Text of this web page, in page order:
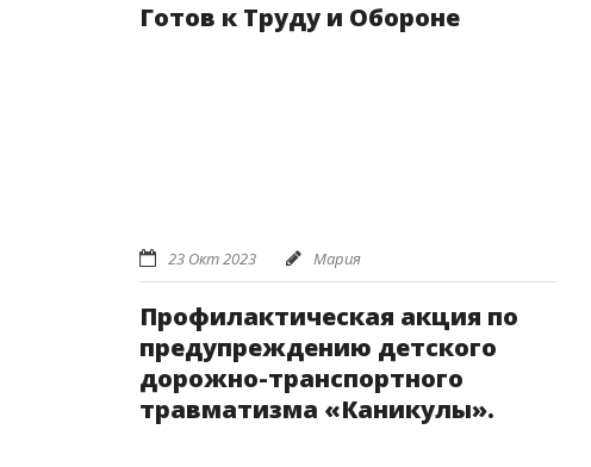
Готов к Труду и Обороне
23 Окт 2023 Мария
Профилактическая акция по
предупреждению детского
дорожно-транспортного
травматизма «Каникулы».